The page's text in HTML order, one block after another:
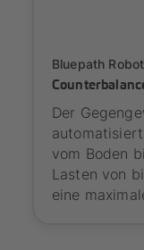
Bluepath
Der
vom Boden
Lasten von
eine